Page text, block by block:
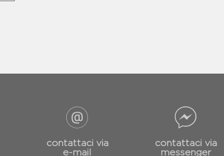
contattaci via
e-mail
contattaci via
messenger